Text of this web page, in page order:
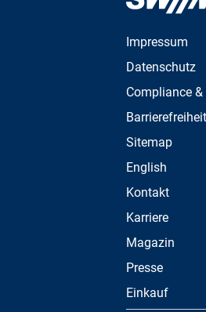
Impressum
Datenschutz
Compliance
Barrierefreiheit
Sitemap
English
Kontakt
Karriere
Magazin
Presse
Einkauf